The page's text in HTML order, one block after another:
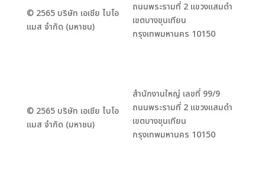
© 2565 บริษัท เอเชีย ไบโอ
แมส จำกัด (มหาชน)
ถนนพระรามที่ 2 แขวงแสมดำ
เขตบางขุนเทียน
กรุงเทพมหานคร 10150
© 2565 บริษัท เอเชีย ไบโอ
แมส จำกัด (มหาชน)
สำนักงานใหญ่ เลขที่ 99/9
ถนนพระรามที่ 2 แขวงแสมดำ
เขตบางขุนเทียน
กรุงเทพมหานคร 10150